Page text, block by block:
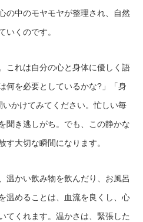
の中のモヤモヤが整理され、自然
いくのです。
これは自分の心と身体に優しく語
何を必要としているかな?」「身
かけてみてください。忙しい毎
聞き逃しがち。でも、この静かな
す大切な瞬間になります。
温かい飲み物を飲んだり、お風呂
温めることは、血流を良くし、心
てくれます。温かさは、緊張した